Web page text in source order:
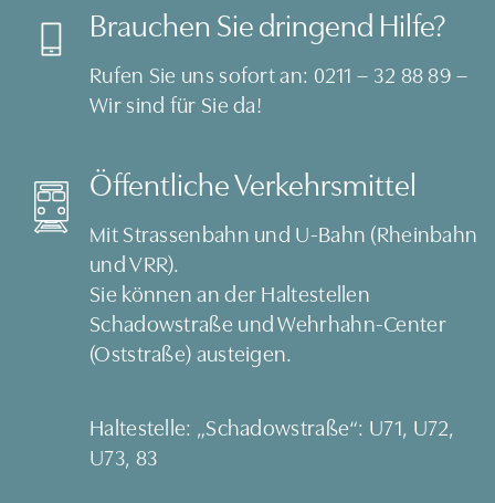
Brauchen Sie dringend Hilfe?
Rufen Sie uns sofort an: 0211 – 32 88 89–
Wir sind für Sie da!
Öffentliche Verkehrsmittel
Mit Strassenbahn und U-Bahn (Rheinbahn
und VRR).
Sie können an der Haltestellen
Schadowstraße und Wehrhahn-Center
(Oststraße) austeigen.
Haltestelle: „Schadowstraße“: U71, U72,
U73, 83